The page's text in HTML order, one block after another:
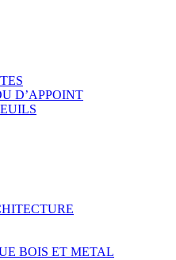
D’APPOINT
BOIS ET METAL